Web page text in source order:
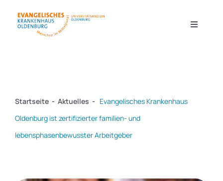
Inhalt
Toggle
Forschung
Startseite - Aktuelles - Evangelisches Krankenhaus
Oldenburg ist zertifizierter familien- und
lebensphasenbewusster Arbeitgeber